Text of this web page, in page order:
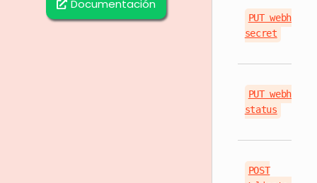
Documentación
PUT
secret
PUT
status
POST